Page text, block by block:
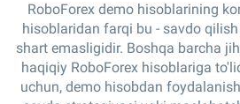
RoboForex demo hisoblarining
hisoblaridan farqi bu - savdo
shart emasligidir. Boshqa barcha
haqiqiy RoboForex hisoblariga
uchun, demo hisobdan